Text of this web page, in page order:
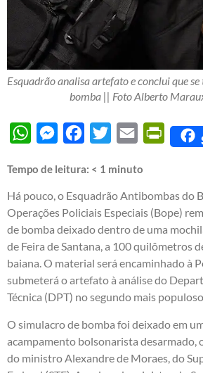
Esquadrão analisa artefato e conclui que
bomba || Foto Alberto
WhatsAppMessengerFacebook
Twitter Email
Tempo de leitura: < 1 minuto
Há pouco, o Esquadrão Antibombas do
Operações Policiais Especiais (Bope)
de bomba deixado dentro de uma
de Feira de Santana, a 100 quilômetros
baiana. O material será encaminhado à
submeterá o artefato à análise do
Técnica (DPT) no segundo mais
O simulacro de bomba foi deixado em
acampamento bolsonarista desarmado,
do ministro Alexandre de Moraes, do